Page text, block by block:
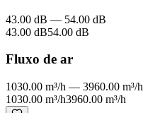
43.00 dB — 54.00 dB
43.00 dB54.00 dB
Fluxo de ar
1030.00 m³/h — 3960.00 m³/h
1030.00 m³/h3960.00 m³/h